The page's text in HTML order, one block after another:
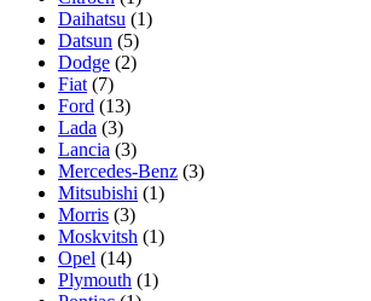
Daihatsu (1)
Datsun (5)
Dodge (2)
Fiat (7)
Ford (13)
Lada (3)
Lancia (3)
Mercedes-Benz (3)
Mitsubishi (1)
Morris (3)
Moskvitsh (1)
Opel (14)
Plymouth (1)